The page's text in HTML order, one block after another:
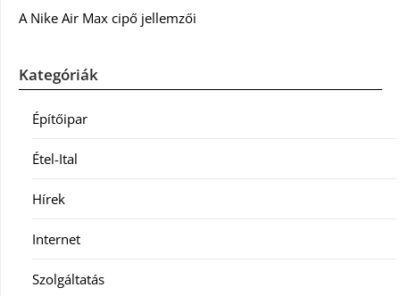
A Nike Air Max cipő jellemzői
Kategóriák
Építőipar
Étel-Ital
Hírek
Internet
Szolgáltatás